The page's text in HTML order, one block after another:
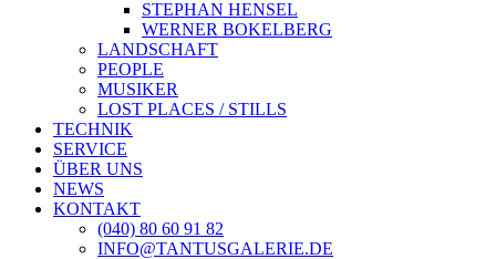
STEPHAN HENSEL
WERNER BOKELBERG
LANDSCHAFT
PEOPLE
MUSIKER
LOST PLACES / STILLS
TECHNIK
SERVICE
ÜBER UNS
NEWS
KONTAKT
(040) 80 60 91 82
INFO@TANTUSGALERIE.DE